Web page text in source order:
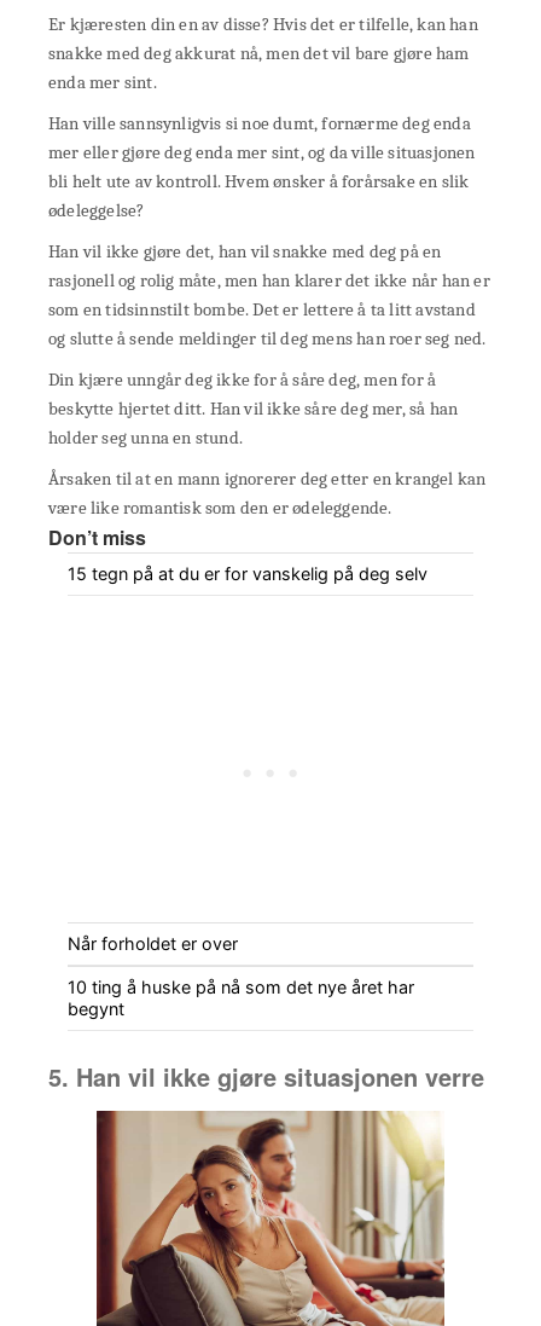
Er kjæresten din en av disse? Hvis det er tilfelle, kan han
snakke med deg akkurat nå, men det vil bare gjøre ham
enda mer sint.
Han ville sannsynligvis si noe dumt, fornærme deg enda
mer eller gjøre deg enda mer sint, og da ville situasjonen
bli helt ute av kontroll. Hvem ønsker å forårsake en slik
ødeleggelse?
Han vil ikke gjøre det, han vil snakke med deg på en
rasjonell og rolig måte, men han klarer det ikke når han er
som en tidsinnstilt bombe. Det er lettere å ta litt avstand
og slutte å sende meldinger til deg mens han roer seg ned.
Din kjære unngår deg ikke for å såre deg, men for å
beskytte hjertet ditt. Han vil ikke såre deg mer, så han
holder seg unna en stund.
Årsaken til at en mann ignorerer deg etter en krangel kan
være like romantisk som den er ødeleggende.
Don’t miss
15 tegn på at du er for vanskelig på deg selv
Når forholdet er over
10 ting å huske på nå som det nye året har
begynt
5. Han vil ikke gjøre situasjonen verre